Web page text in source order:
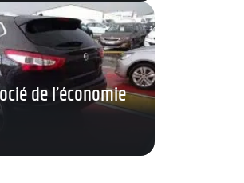
de l’économie